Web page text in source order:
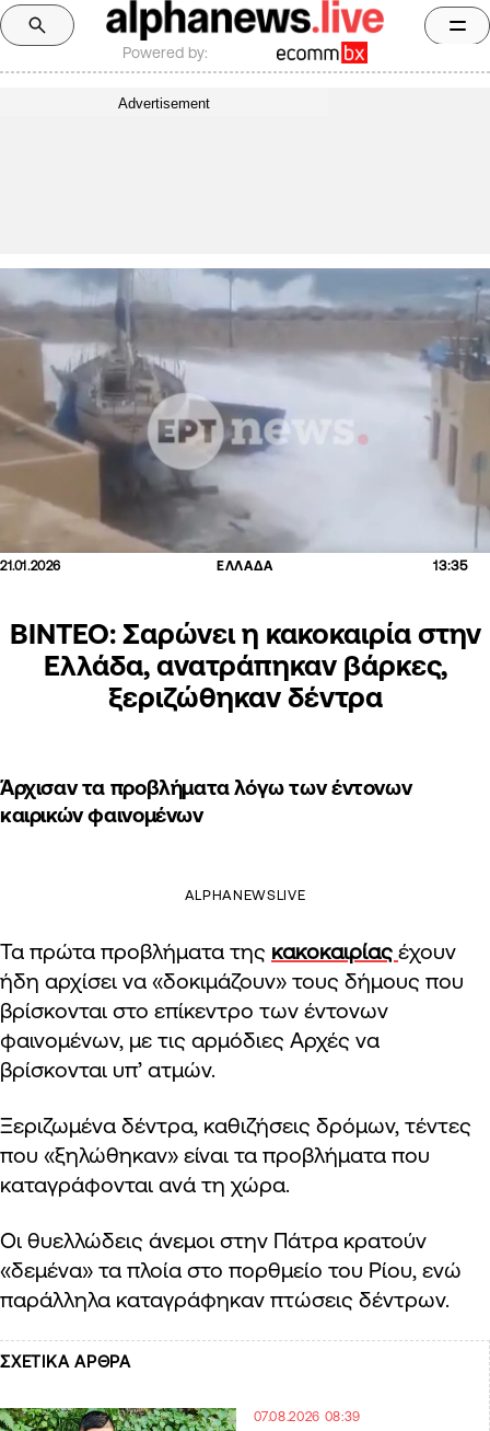
Powered by:
Advertisement
21.01.2026 ΕΛΛΑΔΑ 13:35
ΒΙΝΤΕΟ: Σαρώνει η κακοκαιρία στην
Ελλάδα, ανατράπηκαν βάρκες,
ξεριζώθηκαν δέντρα
Άρχισαν τα προβλήματα λόγω των έντονων
καιρικών φαινομένων
ALPHANEWSLIVE
Τα πρώτα προβλήματα της κακοκαιρίας έχουν
ήδη αρχίσει να «δοκιμάζουν» τους δήμους που
βρίσκονται στο επίκεντρο των έντονων
φαινομένων, με τις αρμόδιες Αρχές να
βρίσκονται υπ’ ατμών.
Ξεριζωμένα δέντρα, καθιζήσεις δρόμων, τέντες
που «ξηλώθηκαν» είναι τα προβλήματα που
καταγράφονται ανά τη χώρα.
Οι θυελλώδεις άνεμοι στην Πάτρα κρατούν
«δεμένα» τα πλοία στο πορθμείο του Ρίου, ενώ
παράλληλα καταγράφηκαν πτώσεις δέντρων.
ΣΧΕΤΙΚΑ ΑΡΘΡΑ
07.08.2026 08:39